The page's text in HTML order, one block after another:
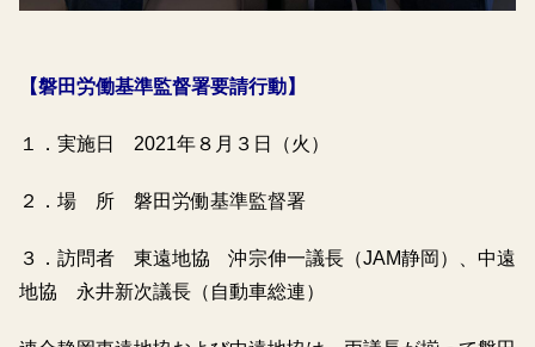
【磐田労働基準監督署要請行動】
１．実施日 2021年８月３日（火）
２．場 所 磐田労働基準監督署
３．訪問者 東遠地協 沖宗伸一議長（JAM静岡）、中遠
地協 永井新次議長（自動車総連）